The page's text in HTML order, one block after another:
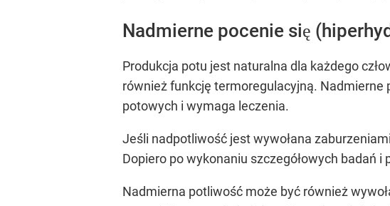
Nadmierne pocenie się
Produkcja potu jest naturalna dla każdego
również funkcję termoregulacyjną. Nadmierne
potowych i wymaga leczenia.
Jeśli nadpotliwość jest wywołana
Dopiero po wykonaniu szczegółowych badań
Nadmierna potliwość może być również